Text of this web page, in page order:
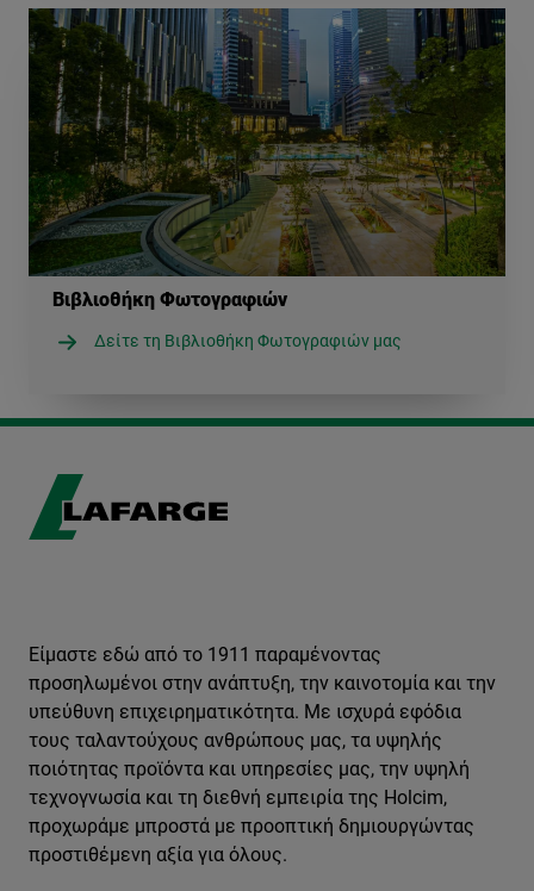
Βιβλιοθήκη Φωτογραφιών
Δείτε τη Βιβλιοθήκη Φωτογραφιών μας
Είμαστε εδώ από το 1911 παραμένοντας
προσηλωμένοι στην ανάπτυξη, την καινοτομία και την
υπεύθυνη επιχειρηματικότητα. Με ισχυρά εφόδια
τους ταλαντούχους ανθρώπους μας, τα υψηλής
ποιότητας προϊόντα και υπηρεσίες μας, την υψηλή
τεχνογνωσία και τη διεθνή εμπειρία της Holcim,
προχωράμε μπροστά με προοπτική δημιουργώντας
προστιθέμενη αξία για όλους.